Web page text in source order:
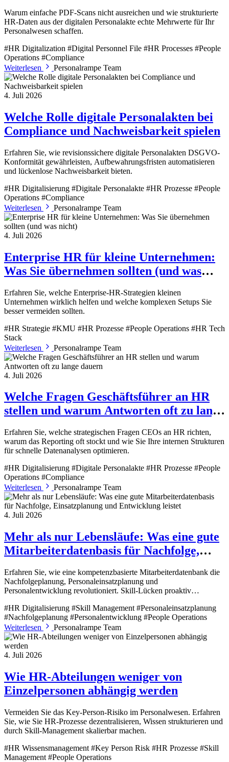
Warum einfache PDF-Scans nicht ausreichen und wie strukturierte
HR-Daten aus der digitalen Personalakte echte Mehrwerte für Ihr
Personalwesen schaffen.
#HR Digitalization #Digital Personnel File #HR Processes #People
Operations #Compliance
Weiterlesen
Personalrampe Team
4. Juli 2026
Welche Rolle digitale Personalakten bei
Compliance und Nachweisbarkeit spielen
Erfahren Sie, wie revisionssichere digitale Personalakten DSGVO-
Konformität gewährleisten, Aufbewahrungsfristen automatisieren
und lückenlose Nachweisbarkeit bieten.
#HR Digitalisierung #Digitale Personalakte #HR Prozesse #People
Operations #Compliance
Weiterlesen
Personalrampe Team
4. Juli 2026
Enterprise HR für kleine Unternehmen:
Was Sie übernehmen sollten (und was
Erfahren Sie, welche Enterprise-HR-Strategien kleinen
Unternehmen wirklich helfen und welche komplexen Setups Sie
besser vermeiden sollten.
#HR Strategie #KMU #HR Prozesse #People Operations #HR Tech
Stack
Weiterlesen
Personalrampe Team
4. Juli 2026
Welche Fragen Geschäftsführer an HR
stellen und warum Antworten oft zu lange
Erfahren Sie, welche strategischen Fragen CEOs an HR richten,
warum das Reporting oft stockt und wie Sie Ihre internen Strukturen
für schnelle Datenanalysen optimieren.
#HR Digitalisierung #Digitale Personalakte #HR Prozesse #People
Operations #Compliance
Weiterlesen
Personalrampe Team
4. Juli 2026
Mehr als nur Lebensläufe: Was eine gute
Mitarbeiterdatenbasis für Nachfolge,
Erfahren Sie, wie eine kompetenzbasierte Mitarbeiterdatenbank die
Nachfolgeplanung, Personaleinsatzplanung und
Personalentwicklung revolutioniert. Skill-Lücken proaktiv
#HR Digitalisierung #Skill Management #Personaleinsatzplanung
#Nachfolgeplanung #Personalentwicklung #People Operations
Weiterlesen
Personalrampe Team
4. Juli 2026
Wie HR-Abteilungen weniger von
Einzelpersonen abhängig werden
Vermeiden Sie das Key-Person-Risiko im Personalwesen. Erfahren
Sie, wie Sie HR-Prozesse dezentralisieren, Wissen strukturieren und
durch Skill-Management skalierbar machen.
#HR Wissensmanagement #Key Person Risk #HR Prozesse #Skill
Management #People Operations